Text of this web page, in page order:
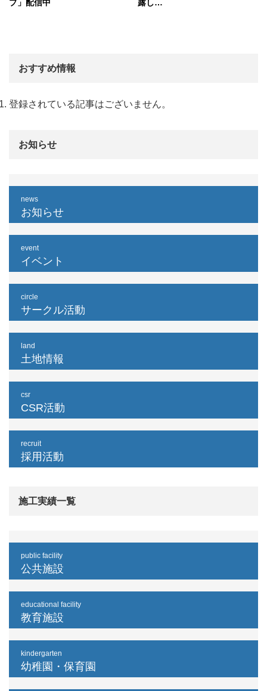
プ」配信中 露し…
おすすめ情報
登録されている記事はございません。
お知らせ
news
お知らせ
event
イベント
circle
サークル活動
land
土地情報
csr
CSR活動
recruit
採用活動
施工実績一覧
public facility
公共施設
educational facility
教育施設
kindergarten
幼稚園・保育園